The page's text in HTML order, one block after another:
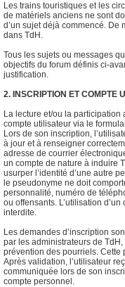
Les trains touristiques et les
de matériels anciens ne sont
d’un sujet déjà commencé. De
dans TdH.
Tous les sujets ou messages
objectifs du forum définis ci-
justification.
2. INSCRIPTION ET COMPTE
La lecture et/ou la participation
compte utilisateur via le
Lors de son inscription,
à jour et à renseigner
adresse de courrier
un compte de nature à induire
usurper l’identité d’une autre
le pseudonyme ne doit
personnalité, numéro de
ou offensants. L’utilisation
interdite.
Les demandes d’inscription
par les administrateurs de
prévention des pourriels.
Après validation, l’utilisateur
communiquée lors de son
compte personnel.